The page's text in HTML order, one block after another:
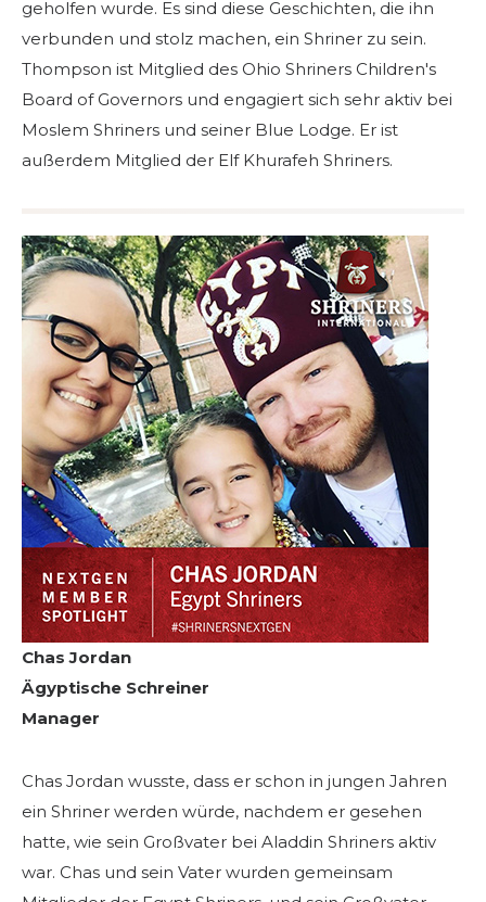
geholfen wurde. Es sind diese Geschichten, die ihn
verbunden und stolz machen, ein Shriner zu sein.
Thompson ist Mitglied des Ohio Shriners Children's
Board of Governors und engagiert sich sehr aktiv bei
Moslem Shriners und seiner Blue Lodge. Er ist
außerdem Mitglied der Elf Khurafeh Shriners.
Chas Jordan
Ägyptische Schreiner
Manager
Chas Jordan wusste, dass er schon in jungen Jahren
ein Shriner werden würde, nachdem er gesehen
hatte, wie sein Großvater bei Aladdin Shriners aktiv
war. Chas und sein Vater wurden gemeinsam